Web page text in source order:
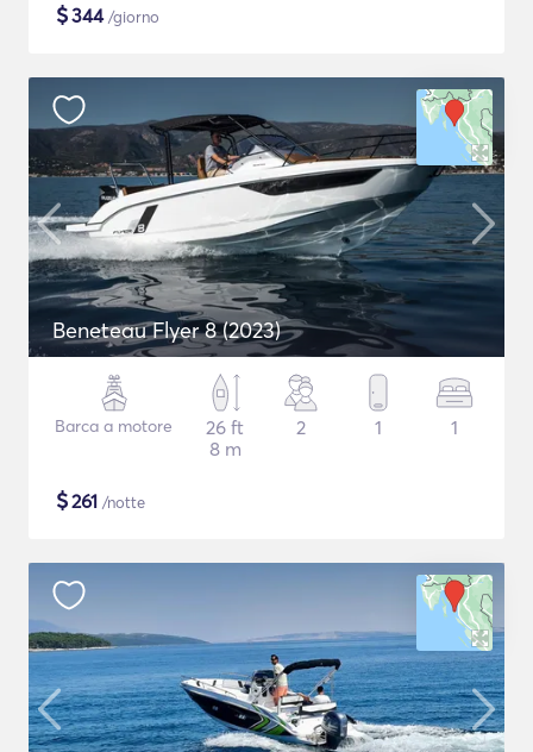
$344/giorno
Beneteau Flyer 8 (2023)
Barca a motore
26 ft
8 m
2 1 1
$261 /notte